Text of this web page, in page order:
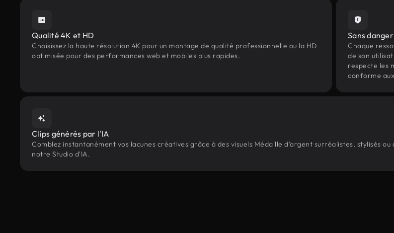
Qualité 4K et HD
Choisissez la haute résolution 4K pour un montage de qualité professionnelle ou la HD
optimisée pour des performances web et mobiles plus rapides.
Sans
Chaque
de son
respecte les
conforme
Clips générés par l'IA
Comblez instantanément vos lacunes créatives grâce à des visuels Médaille d'argent surréalistes, stylisés
notre Studio d'IA.